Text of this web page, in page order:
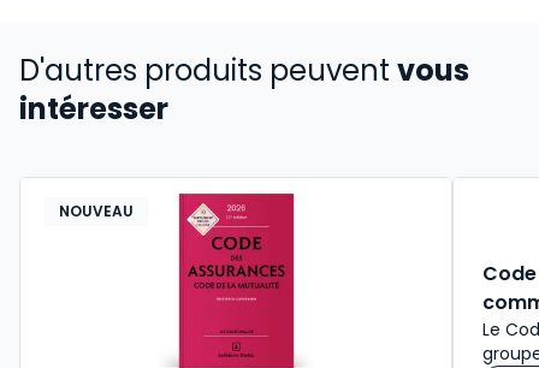
D'autres produits peuvent vous
intéresser
NOUVEAU
Le